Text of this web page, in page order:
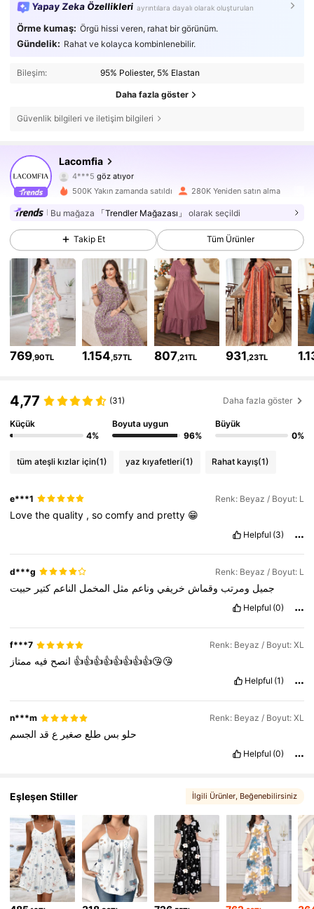
Yapay Zeka Özellikleri ayrıntılara dayalı olarak oluşturulan
Örme kumaş: Örgü hissi veren, rahat bir görünüm.
Gündelik: Rahat ve kolayca kombinlenebilir.
Bileşim: 95% Poliester, 5% Elastan
Daha fazla göster
Güvenlik bilgileri ve iletişim bilgileri
Lacomfia
4***5göz atıyor
4,84
143K Takipçiler
4,84 143K Takipçiler
4,84 143K Takipçiler
4,84 143K Takipçiler
4,84 143K Takipçiler
143K Takipçiler
4,84 143K Takipçiler
4,84
500K Yakın zamanda satıldı 280K Yeniden satın alma
Bu mağaza 「Trendler Mağazası」 olarak seçildi
Takip Et Tüm Ürünler
769,90TL 1.154,57TL 807,21TL 931,23TL
4,77 (31) Daha fazla göster
Küçük
4%
Boyuta uygun
96%
Büyük
0%
tüm ateşli kızlar için(1) yaz kıyafetleri(1) Rahat kayış(1)
e***1 Renk: Beyaz / Boyut: L
Lovethequality ,socomfyand pretty 😁
Helpful (3)
d***g Renk: Beyaz / Boyut: L
جميل ومرتب وقماش خريفي وناعم مثل المخمل الناعم كتير حبيت
Helpful (0)
f***7 Renk: Beyaz / Boyut: XL
انصح فيه 👍👍👍👍👍👍👍👍😘😘
Helpful (1)
n***m Renk: Beyaz / Boyut: XL
حلو بس طلع صغير ع قد الجسم
Helpful (0)
Eşleşen Stiller İlgili Ürünler , Beğenebilirsiniz